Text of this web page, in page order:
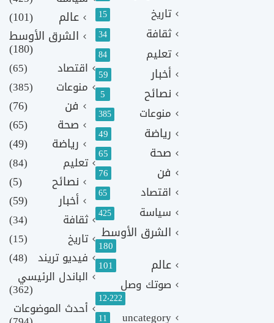
تاريخ 15
ثقافة 34
تعليم 84
أخبار 59
نصائح 5
منوعات 385
رياضة 49
صحة 65
فن 76
اقتصاد 65
سياسة 425
الشرق الأوسط
180
عالم 101
صوتك وصل
12٬222
uncategory
11
عالم
(101)
الشرق الأوسط
(180)
اقتصاد
(65)
منوعات
(385)
فن
(76)
صحة
(65)
رياضة
(49)
تعليم (84)
نصائح
(5)
أخبار
(59)
ثقافة
(34)
تاريخ
(15)
فيديو تريند (48)
الباندل الرئيسي
(362)
أحدث الموضوعات